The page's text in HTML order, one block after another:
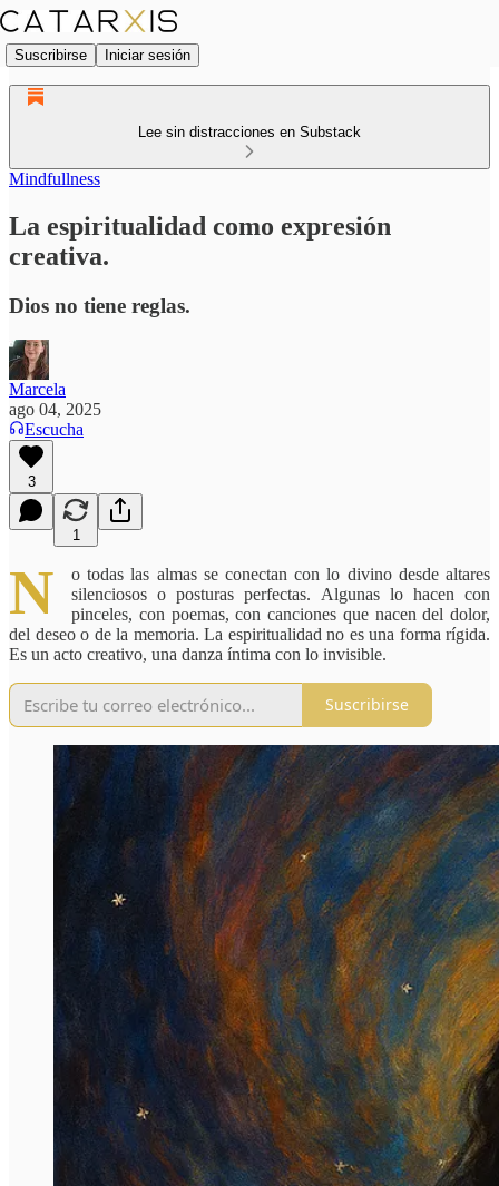
Suscribirse Iniciar sesión
Lee sin distracciones en Substack
Mindfullness
La espiritualidad como expresión
creativa.
Dios no tiene reglas.
Marcela
ago 04, 2025
Escucha
3
1
N
o todas las almas se conectan con lo divino desde altares
silenciosos o posturas perfectas. Algunas lo hacen con
pinceles, con poemas, con canciones que nacen del dolor,
del deseo o de la memoria. La espiritualidad no es una forma rígida.
Es un acto creativo, una danza íntima con lo invisible.
Suscribirse